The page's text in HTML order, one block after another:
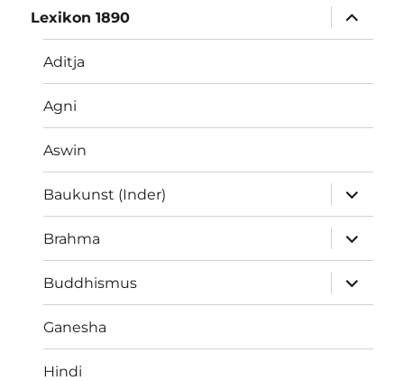
Lexikon 1890
öffnen
Aditja
Agni
Aswin
Baukunst (Inder)
öffnen
Brahma
öffnen
Buddhismus
öffnen
Ganesha
Hindi